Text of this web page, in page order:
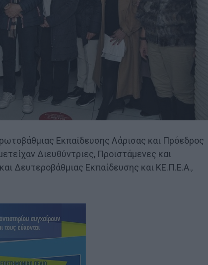
Εκπαίδευσης Λάρισας και Πρόεδρος
Διευθύντριες, Προϊστάμενες και
Δευτεροβάθμιας Εκπαίδευσης και ΚΕ.Π.Ε.Α.,